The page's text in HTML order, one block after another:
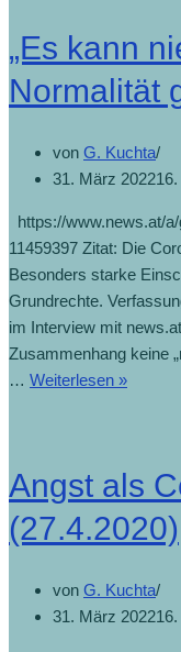
„Es kann
Normalität
von G. Kuchta
31. März 2022
https://www.news.at/
11459397 Zitat: Die
Besonders starke
Grundrechte.
im Interview mit
Zusammenhang keine
… Weiterlesen »
Angst als
(27.4.2020)
von G. Kuchta
31. März 2022